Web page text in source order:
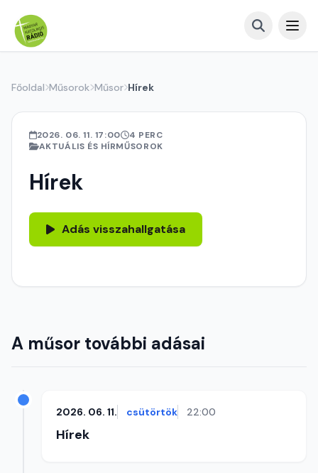
Főoldal Műsorok Műsor Hírek
2026. 06. 11. 17:00
4 PERC
AKTUÁLIS ÉS HÍRMŰSOROK
Hírek
Adás visszahallgatása
A műsor további adásai
2026. 06. 11. csütörtök 22:00
Hírek